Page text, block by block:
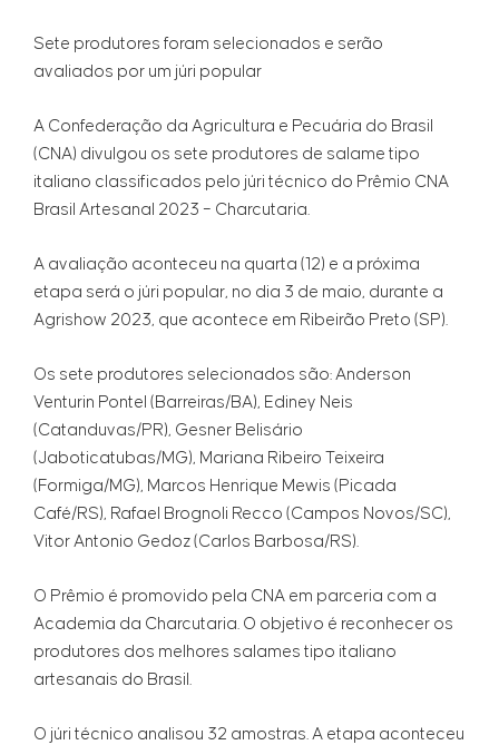
Sete produtores foram selecionados e serão
avaliados por um júri popular
A Confederação da Agricultura e Pecuária do Brasil
(CNA) divulgou os sete produtores de salame tipo
italiano classificados pelo júri técnico do Prêmio CNA
Brasil Artesanal 2023 – Charcutaria.
A avaliação aconteceu na quarta (12) e a próxima
etapa será o júri popular, no dia 3 de maio, durante a
Agrishow 2023, que acontece em Ribeirão Preto (SP).
Os sete produtores selecionados são: Anderson
Venturin Pontel (Barreiras/BA), Ediney Neis
(Catanduvas/PR), Gesner Belisário
(Jaboticatubas/MG), Mariana Ribeiro Teixeira
(Formiga/MG), Marcos Henrique Mewis (Picada
Café/RS), Rafael Brognoli Recco (Campos Novos/SC),
Vitor Antonio Gedoz (Carlos Barbosa/RS).
O Prêmio é promovido pela CNA em parceria com a
Academia da Charcutaria. O objetivo é reconhecer os
produtores dos melhores salames tipo italiano
artesanais do Brasil.
O júri técnico analisou 32 amostras. A etapa aconteceu